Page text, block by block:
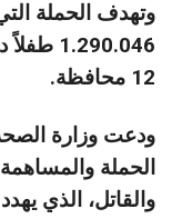
وتهدف الحملة
12 محافظة.
ودعت وزارة
الحملة
والقاتل، الذي